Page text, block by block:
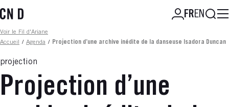
au
principal
FREN
Fil d'ariane
Voir le Fil d'Ariane
Accueil
/ Agenda / Projection d’une archive inédite de la danseuse Isadora Duncan
projection
Projection d’une